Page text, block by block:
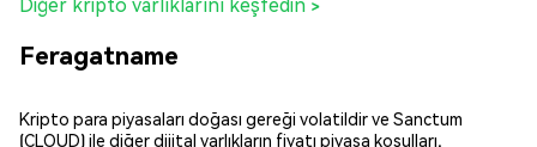
Feragatname
Kripto para piyasaları doğası gereği volatildir ve Sanctum
(CLOUD) ile diğer dijital varlıkların fiyatı piyasa koşulları,